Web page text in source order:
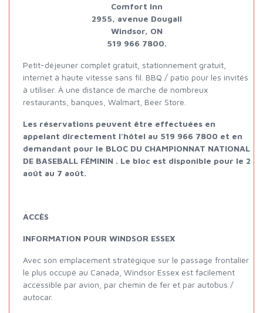
Comfort Inn
2955, avenue Dougall
Windsor, ON
519 966 7800.
Petit-déjeuner complet gratuit, stationnement gratuit,
internet à haute vitesse sans fil. BBQ / patio pour les invités
à utiliser. À une distance de marche de nombreux
restaurants, banques, Walmart, Beer Store.
Les réservations peuvent être effectuées en
appelant directement l'hôtel au 519 966 7800 et en
demandant pour le BLOC DU CHAMPIONNAT NATIONAL
DE BASEBALL FÉMININ . Le bloc est disponible pour le 2
août au 7 août.
ACCÈS
INFORMATION POUR WINDSOR ESSEX
Avec son emplacement stratégique sur le passage frontalier
le plus occupé au Canada, Windsor Essex est facilement
accessible par avion, par chemin de fer et par autobus /
autocar.